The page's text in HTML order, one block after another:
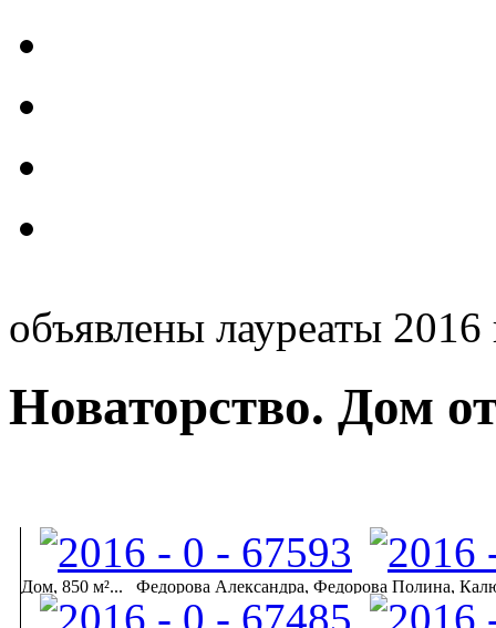
объявлены лауреаты 2016
Новаторство. Дом
Дом, 850 м²... Федорова Александра, Федорова Полина,